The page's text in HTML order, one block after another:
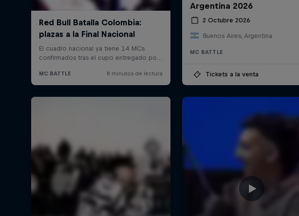
Argentina 2026
2 Octubre 2026
Buenos Aires, Argentina
MC BATTLE
Tickets a la venta